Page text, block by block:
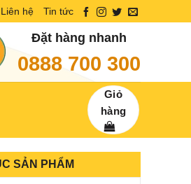
Liên hệ Tin tức
Đặt hàng nhanh
0888 700 300
Giỏ
hàng
SẢN PHẨM